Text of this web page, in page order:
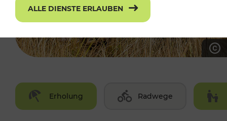
Erholung Radwege
ALLE DIENSTE ERLAUBEN